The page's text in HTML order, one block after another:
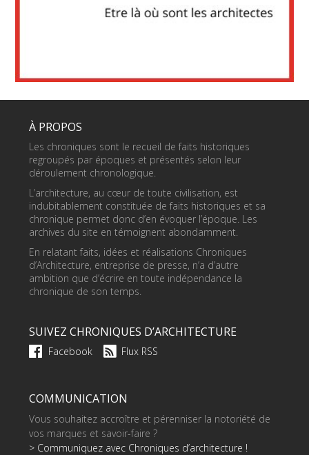
À PROPOS
Les chroniques sont le recueil de faits historiques
regroupés par époques et présentés selon leur
déroulement chronologique.
L’architecture, au cœur de toute civilisation, est
indubitablement constituée de faits historiques et sa
chronique permet donc d’en évoquer l’époque. Les
archives du site en témoignent abondamment.
En relatant faits, idées et réalisations Chroniques
d’Architecture, entreprise de presse, n’a d’autre
ambition que d’écrire en toute indépendance la
chronique de son temps.
SUIVEZ CHRONIQUES D’ARCHITECTURE
Facebook Flux RSS
COMMUNICATION
Vous souhaitez accroître et pérenniser la notoriété de
vos marques et savoir-faire ?
> Communiquez avec Chroniques d’architecture !